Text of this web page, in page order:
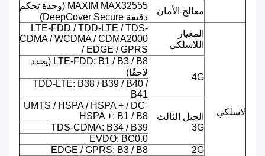
معالج الأمان
MAXIM MAX32555 (وحدة تحكم
دقيقة DeepCover Secure)
لاسلكي
المعيار
اللاسلكي
LTE-FDD / TDD-LTE / TDS-
CDMA / WCDMA / CDMA2000
/ EDGE / GPRS
4G
LTE-FDD: B1 / B3 / B8 (يحدد
لاحقًا)
TDD-LTE: B38 / B39 / B40 /
B41
الجيل الثالث
3G
UMTS / HSPA / HSPA + / DC-
HSPA +: B1 / B8
TDS-CDMA: B34 / B39
EVDO: BC0.0
2G
EDGE / GPRS: B3 / B8